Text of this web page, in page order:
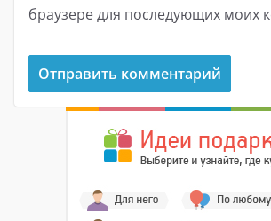
браузере для последующих моих